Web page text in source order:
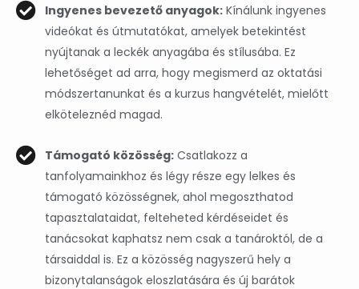
Ingyenes bevezető anyagok: Kínálunk ingyenes
videókat és útmutatókat, amelyek betekintést
nyújtanak a leckék anyagába és stílusába. Ez
lehetőséget ad arra, hogy megismerd az oktatási
módszertanunkat és a kurzus hangvételét, mielőtt
elköteleznéd magad.
Támogató közösség: Csatlakozz a
tanfolyamainkhoz és légy része egy lelkes és
támogató közösségnek, ahol megoszthatod
tapasztalataidat, felteheted kérdéseidet és
tanácsokat kaphatsz nem csak a tanároktól, de a
társaiddal is. Ez a közösség nagyszerű hely a
bizonytalanságok eloszlatására és új barátok